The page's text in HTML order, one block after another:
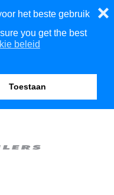
het beste gebruik
you get the best
beleid
Toestaan
❌